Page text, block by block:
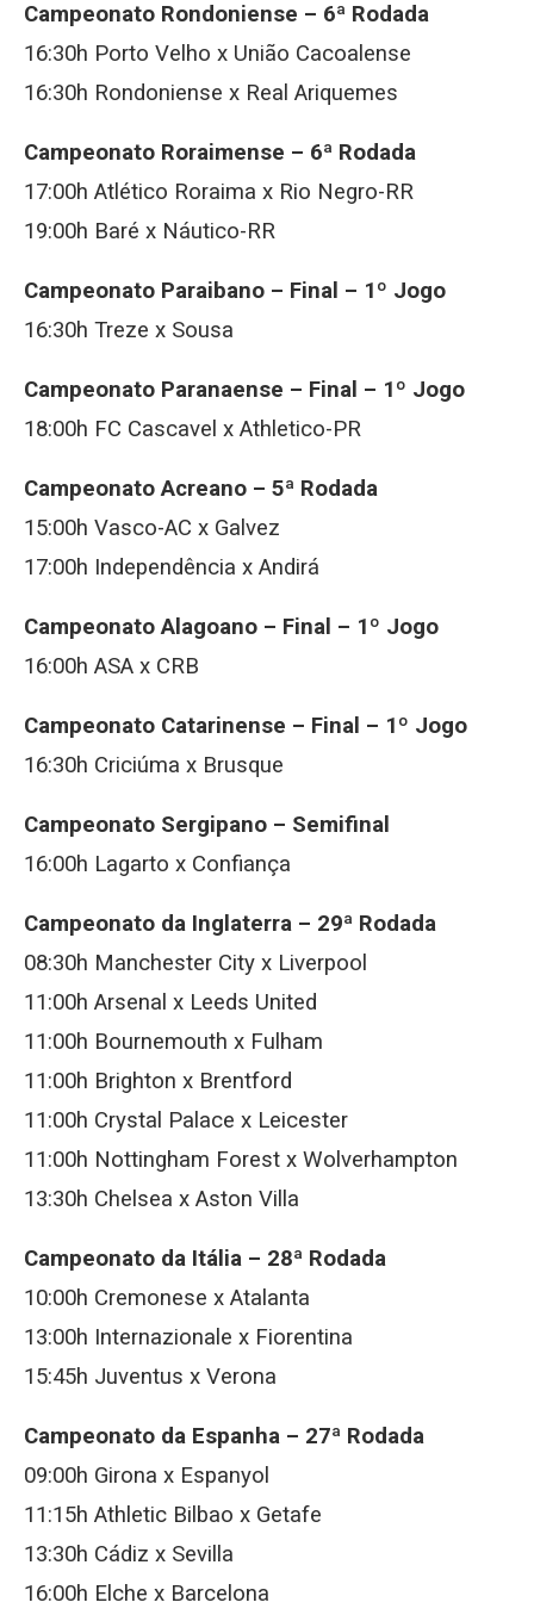
Campeonato Rondoniense – 6ª Rodada
16:30h Porto Velho x União Cacoalense
16:30h Rondoniense x Real Ariquemes
Campeonato Roraimense – 6ª Rodada
17:00h Atlético Roraima x Rio Negro-RR
19:00h Baré x Náutico-RR
Campeonato Paraibano – Final – 1º Jogo
16:30h Treze x Sousa
Campeonato Paranaense – Final – 1º Jogo
18:00h FC Cascavel x Athletico-PR
Campeonato Acreano – 5ª Rodada
15:00h Vasco-AC x Galvez
17:00h Independência x Andirá
Campeonato Alagoano – Final – 1º Jogo
16:00h ASA x CRB
Campeonato Catarinense – Final – 1º Jogo
16:30h Criciúma x Brusque
Campeonato Sergipano – Semifinal
16:00h Lagarto x Confiança
Campeonato da Inglaterra – 29ª Rodada
08:30h Manchester City x Liverpool
11:00h Arsenal x Leeds United
11:00h Bournemouth x Fulham
11:00h Brighton x Brentford
11:00h Crystal Palace x Leicester
11:00h Nottingham Forest x Wolverhampton
13:30h Chelsea x Aston Villa
Campeonato da Itália – 28ª Rodada
10:00h Cremonese x Atalanta
13:00h Internazionale x Fiorentina
15:45h Juventus x Verona
Campeonato da Espanha – 27ª Rodada
09:00h Girona x Espanyol
11:15h Athletic Bilbao x Getafe
13:30h Cádiz x Sevilla
16:00h Elche x Barcelona